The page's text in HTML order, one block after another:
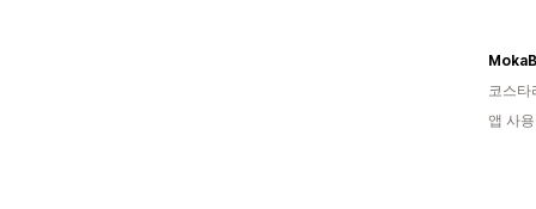
코스타
앱 사